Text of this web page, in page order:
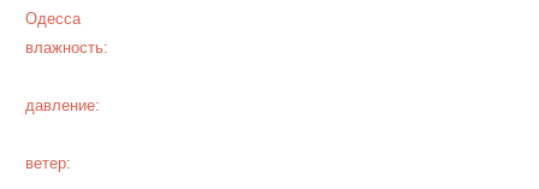
Одесса
влажность:
давление:
ветер: